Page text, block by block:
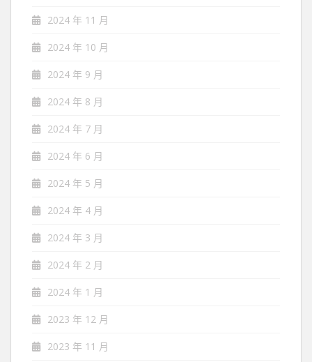
2024 年 11 月
2024 年 10 月
2024 年 9 月
2024 年 8 月
2024 年 7 月
2024 年 6 月
2024 年 5 月
2024 年 4 月
2024 年 3 月
2024 年 2 月
2024 年 1 月
2023 年 12 月
2023 年 11 月